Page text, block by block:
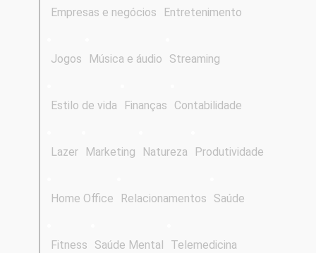
Empresas e negócios Entretenimento
Jogos Música e áudio Streaming
Estilo de vida Finanças Contabilidade
Lazer Marketing Natureza Produtividade
Home Office Relacionamentos Saúde
Fitness Saúde Mental Telemedicina